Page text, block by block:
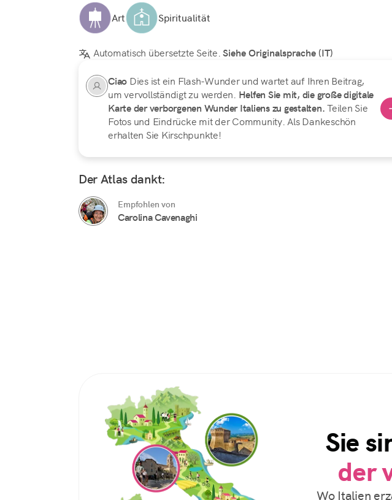
Art Spiritualität
Automatisch übersetzte Seite.Siehe Originalsprache (IT)
Ciao Dies ist ein Flash-Wunder und wartet auf Ihren Beitrag,
um vervollständigt zu werden. Helfen Sie mit, die große digitale
Karte der verborgenen Wunder Italiens zu gestalten.Teilen Sie
Fotos und Eindrücke mit der Community. Als Dankeschön
erhalten Sie Kirschpunkte!
Der Atlas dankt:
Empfohlen von
Carolina Cavenaghi
Sie
der
Wo Italien